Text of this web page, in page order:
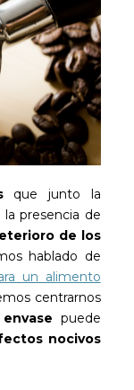
que junto la
presencia de
de los
hablado de
un alimento
centrarnos
puede
nocivos